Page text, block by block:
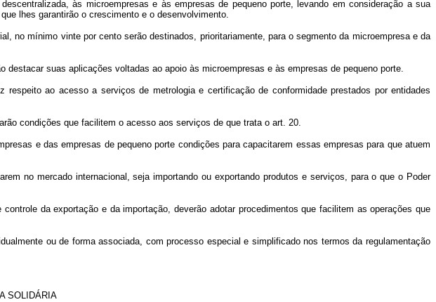
às microempresas e às empresas de pequeno porte, levando em consideração a sua
lhes garantirão o crescimento e o desenvolvimento.
no mínimo vinte por cento serão destinados, prioritariamente, para o segmento da microempresa e da
suas aplicações voltadas ao apoio às microempresas e às empresas de pequeno porte.
ao acesso a serviços de metrologia e certificação de conformidade prestados por entidades
condições que facilitem o acesso aos serviços de que trata o art. 20.
e das empresas de pequeno porte condições para capacitarem essas empresas para que atuem
no mercado internacional, seja importando ou exportando produtos e serviços, para o que o Poder
da exportação e da importação, deverão adotar procedimentos que facilitem as operações que
ou de forma associada, com processo especial e simplificado nos termos da regulamentação
SOLIDÁRIA